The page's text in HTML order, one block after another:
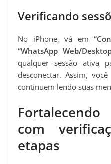
Verificando
No iPhone, vá em
“WhatsApp Web/
qualquer sessão ativa
desconectar. Assim,
continuem lendo suas
com
etapas